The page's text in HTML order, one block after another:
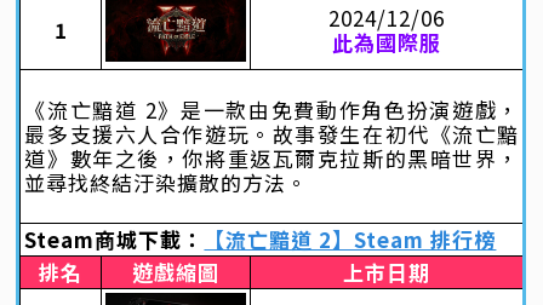
1
2024/12/06
此為國際服
《流亡黯道 2》是一款由免費動作角色扮演遊戲，
最多支援六人合作遊玩。故事發生在初代《流亡黯
道》數年之後，你將重返瓦爾克拉斯的黑暗世界，
並尋找終結汙染擴散的方法。
Steam商城下載：
【流亡黯道 2】Steam 排行榜
排名
遊戲縮圖
上市日期